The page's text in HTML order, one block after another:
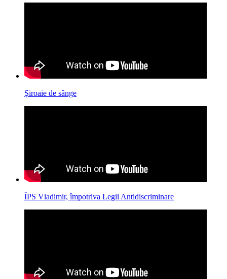
Şiroaie de sânge
ÎPS Vladimir, împotriva Legii Antidiscriminare